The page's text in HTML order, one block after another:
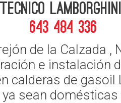
643 484 336
de la
e instalación
calderas de
ya sean